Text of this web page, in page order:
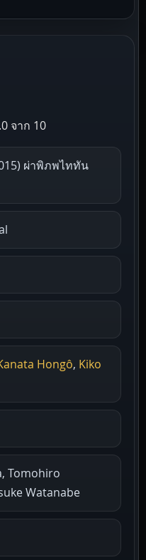
จาก 10
ผ่าพิภพไททัน
Hongô, Kiko
Tomohiro
Watanabe